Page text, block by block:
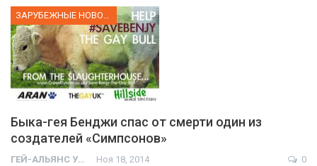
Быка-гея Бенджи спас от смерти один из
создателей «Симпсонов»
ГЕЙ-АЛЬЯНС УКРАИНА Ноя 18, 2014
0